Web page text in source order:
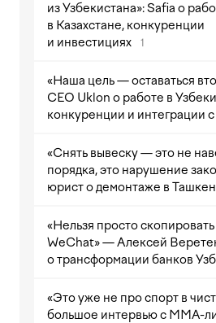
из Узбекистана»: Safia о
в Казахстане, конкуренции
и инвестициях
1
«Наша цель — оставаться
CEO Uklon о работе в
конкуренции и интеграции
«Снять вывеску — это не
порядка, это нарушение
юрист о демонтаже в
«Нельзя просто
WeChat» — Алексей
о трансформации банков
«Это уже не про спорт в
большое интервью с ММА-